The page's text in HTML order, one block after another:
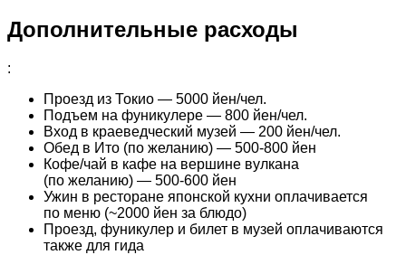
Дополнительные расходы
:
Проезд из Токио — 5000 йен/чел.
Подъем на фуникулере — 800 йен/чел.
Вход в краеведческий музей — 200 йен/чел.
Обед в Ито (по желанию) — 500-800 йен
Кофе/чай в кафе на вершине вулкана
(по желанию) — 500-600 йен
Ужин в ресторане японской кухни оплачивается
по меню (~2000 йен за блюдо)
Проезд, фуникулер и билет в музей оплачиваются
также для гида